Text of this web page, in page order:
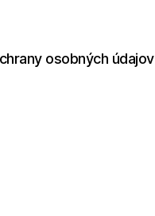
osobných údajov